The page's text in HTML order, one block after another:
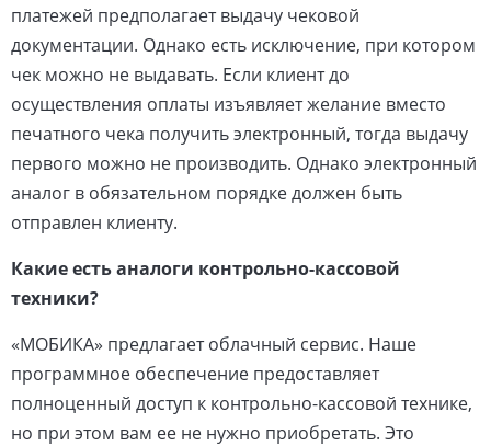
платежей предполагает выдачу чековой
документации. Однако есть исключение, при котором
чек можно не выдавать. Если клиент до
осуществления оплаты изъявляет желание вместо
печатного чека получить электронный, тогда выдачу
первого можно не производить. Однако электронный
аналог в обязательном порядке должен быть
отправлен клиенту.
Какие есть аналоги контрольно-кассовой
техники?
«МОБИКА» предлагает облачный сервис. Наше
программное обеспечение предоставляет
полноценный доступ к контрольно-кассовой технике,
но при этом вам ее не нужно приобретать. Это